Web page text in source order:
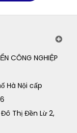
CÔNG NGHIỆP
Hà Nội cấp
Thị Đền Lừ 2,